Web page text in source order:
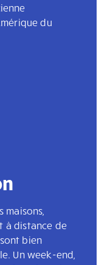
du
maisons,
à distance de
bien
Un week-end,